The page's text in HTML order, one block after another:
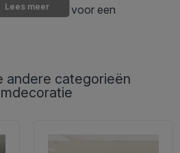
andere categorieën
of groen voor een
geassocieerd met warmte,
Lees meer